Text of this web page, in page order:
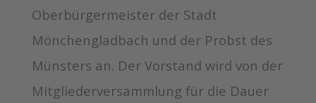
Oberbürgermeister der Stadt
Mönchengladbach und der Probst des
Münsters an. Der Vorstand wird von der
Mitgliederversammlung für die Dauer